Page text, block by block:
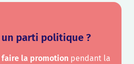
un parti politique ?
faire la promotion pendant la